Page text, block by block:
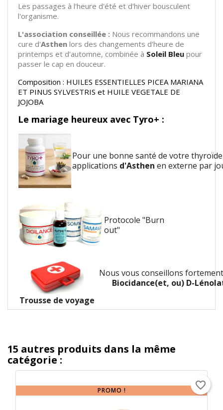
Les passages à l'heure d'été et d'hiver bousculent
l'organisme.
L'association conseillée : Nous recommandons une
cure d'Asthen lors des changements d'heure de
printemps et d'automne, combinée à Soleil Bleu pour
passer le cap en douceur.
Composition : HUILES ESSENTIELLES PICEA MARIANA
ET PINUS SYLVESTRIS et HUILE VEGETALE DE
JOJOBA
Le mariage heureux avec Tyro+ :
Pour une bonne santé de votre
applications d'Asthen en externe par
Protocole "Burn
out"
Trousse de voyage
Nous vous conseillons
Biocidance(et, ou) D-
15 autres produits dans la même
catégorie :
PROMO ! favorite_border